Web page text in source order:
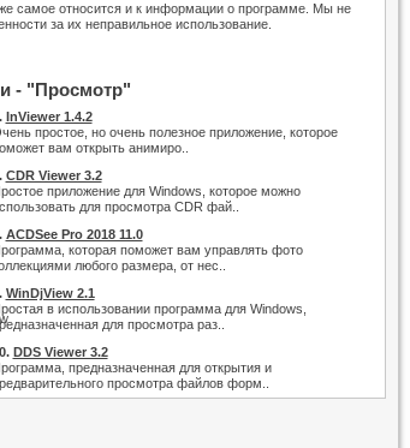
самое относится и к информации о программе. Мы не
за их неправильное использование.
- "Просмотр"
InViewer 1.4.2
простое, но очень полезное приложение, которое
вам открыть анимиро..
CDR Viewer 3.2
приложение для Windows, которое можно
для просмотра CDR фай..
ACDSee Pro 2018 11.0
которая поможет вам управлять фото
любого размера, от нес..
WinDjView 2.1
в использовании программа для Windows,
для просмотра раз..
DDS Viewer 3.2
предназначенная для открытия и
просмотра файлов форм..